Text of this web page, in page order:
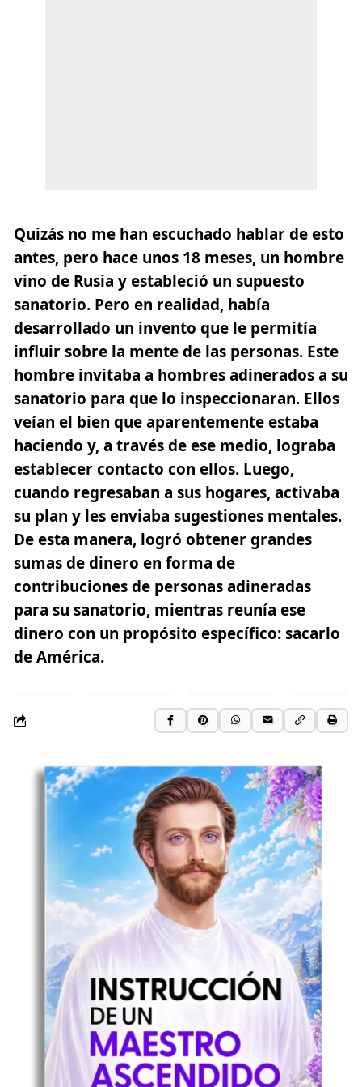
Quizás no me han escuchado hablar de esto
antes, pero hace unos 18 meses, un hombre
vino de Rusia y estableció un supuesto
sanatorio. Pero en realidad, había
desarrollado un invento que le permitía
influir sobre la mente de las personas. Este
hombre invitaba a hombres adinerados a su
sanatorio para que lo inspeccionaran. Ellos
veían el bien que aparentemente estaba
haciendo y, a través de ese medio, lograba
establecer contacto con ellos. Luego,
cuando regresaban a sus hogares, activaba
su plan y les enviaba sugestiones mentales.
De esta manera, logró obtener grandes
sumas de dinero en forma de
contribuciones de personas adineradas
para su sanatorio, mientras reunía ese
dinero con un propósito específico: sacarlo
de América.